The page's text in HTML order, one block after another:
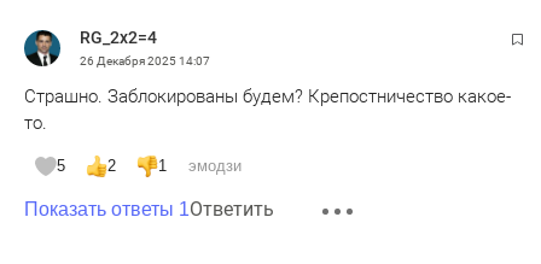
RG_2x2=4
26 Декабря 202514:07
Страшно. Заблокированы будем? Крепостничество какое-
то.
5 2 1 эмодзи
Показать ответы 1Ответить